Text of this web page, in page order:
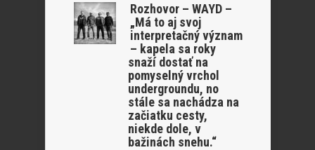
Rozhovor – WAYD –
„Má to aj svoj
interpretačný význam
– kapela sa roky
snaží dostať na
pomyselný vrchol
undergroundu, no
stále sa nachádza na
začiatku cesty,
niekde dole, v
bažinách snehu.“